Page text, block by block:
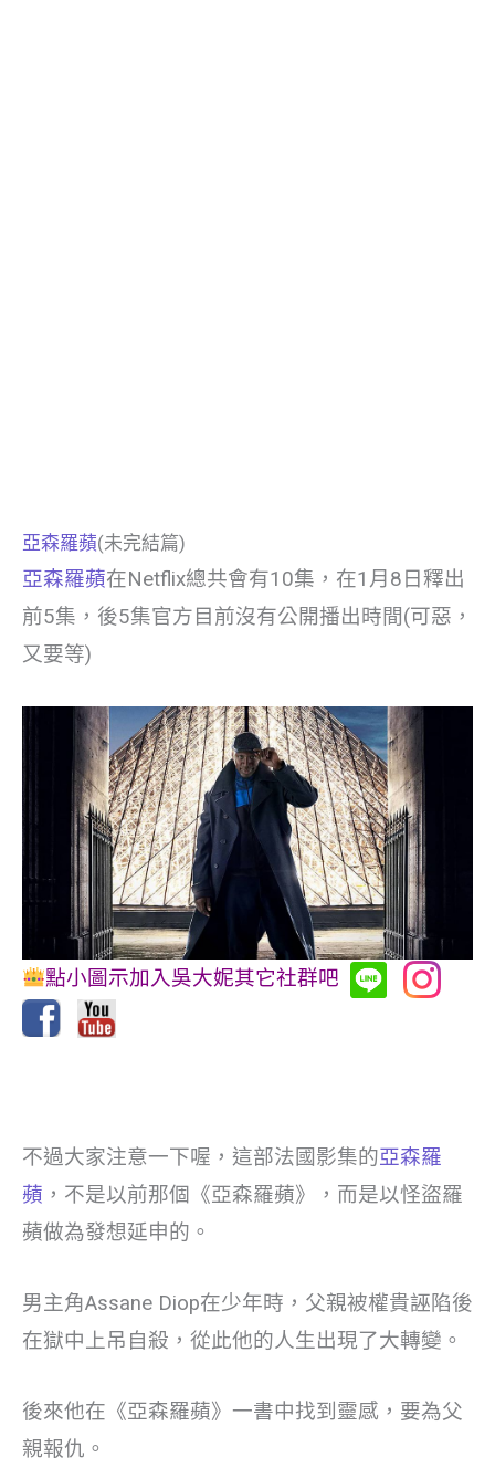
亞森羅蘋(未完結篇)
亞森羅蘋在Netflix總共會有10集，在1月8日釋出
前5集，後5集官方目前沒有公開播出時間(可惡，
又要等)
點小圖示加入吳大妮其它社群吧
不過大家注意一下喔，這部法國影集的亞森羅
蘋 ，不是以前那個《亞森羅蘋》，而是以怪盜羅
蘋做為發想延申的。
男主角Assane Diop在少年時，父親被權貴誣陷後
在獄中上吊自殺，從此他的人生出現了大轉變。
後來他在《亞森羅蘋》一書中找到靈感，要為父
親報仇。